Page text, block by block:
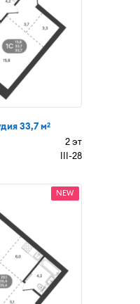
33,7 м2
2 эт
III-28
NEW